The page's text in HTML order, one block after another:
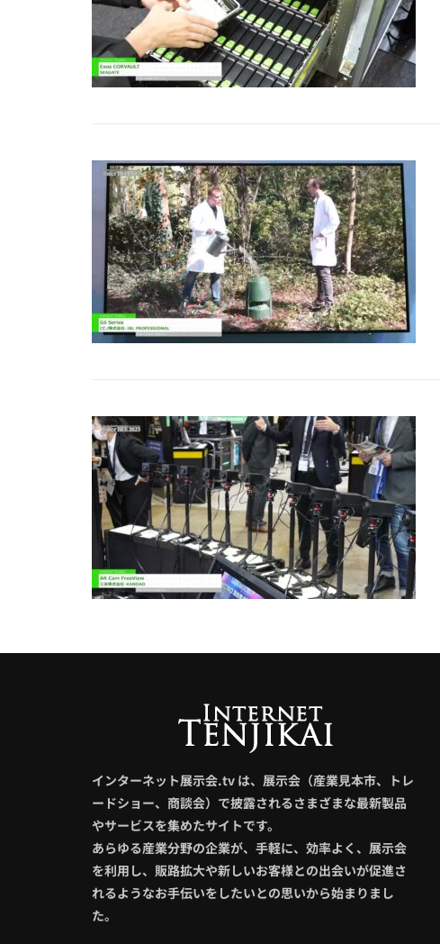
インターネット展示会.tv は、展示会（産業見本市、トレ
ードショー、商談会）で披露されるさまざまな最新製品
やサービスを集めたサイトです。
あらゆる産業分野の企業が、手軽に、効率よく、展示会
を利用し、販路拡大や新しいお客様との出会いが促進さ
れるようなお手伝いをしたいとの思いから始まりまし
た。